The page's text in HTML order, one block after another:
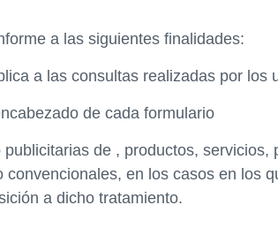
a las siguientes finalidades:
a las consultas realizadas por los
de cada formulario
de , productos,
en los casos en los
a dicho tratamiento.